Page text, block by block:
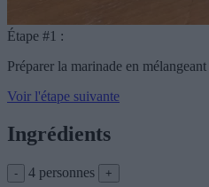
Étape #1 :
Préparer la marinade en
Voir l'étape suivante
Ingrédients
- 4 personnes +